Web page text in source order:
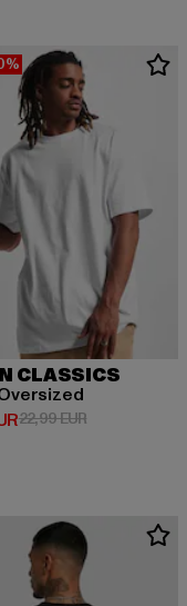
CLASSICS
Preis: 15,99 EUR
22,99 EURAktionspreis: